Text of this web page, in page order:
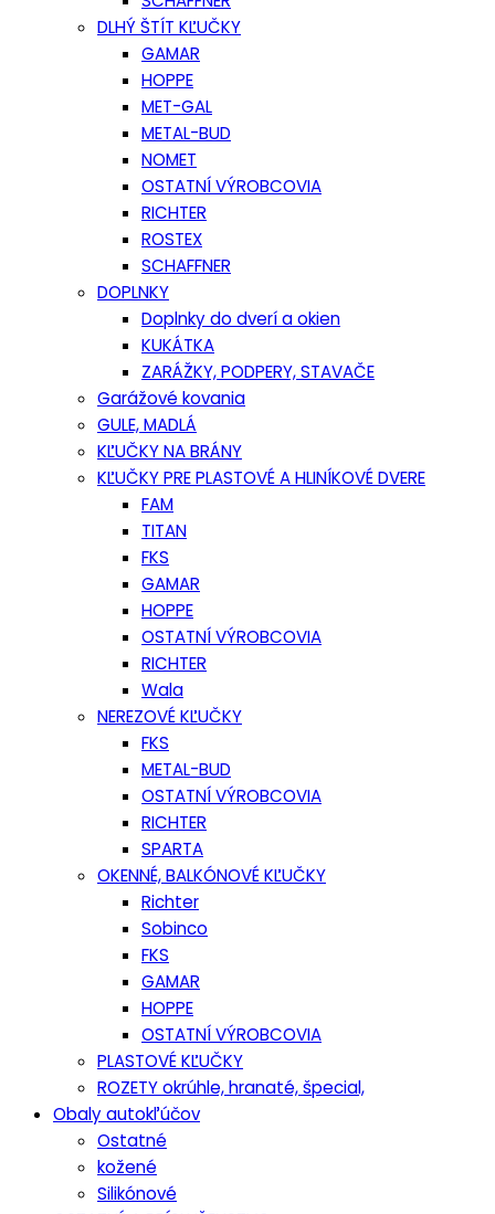
DLHÝ ŠTÍT KĽUČKY
GAMAR
HOPPE
MET-GAL
METAL-BUD
NOMET
OSTATNÍ VÝROBCOVIA
RICHTER
ROSTEX
SCHAFFNER
DOPLNKY
Doplnky do dverí a okien
KUKÁTKA
ZARÁŽKY, PODPERY, STAVAČE
Garážové kovania
GULE, MADLÁ
KĽUČKY NA BRÁNY
KĽUČKY PRE PLASTOVÉ A HLINÍKOVÉ DVERE
FAM
TITAN
FKS
GAMAR
HOPPE
OSTATNÍ VÝROBCOVIA
RICHTER
Wala
NEREZOVÉ KĽUČKY
FKS
METAL-BUD
OSTATNÍ VÝROBCOVIA
RICHTER
SPARTA
OKENNÉ, BALKÓNOVÉ KĽUČKY
Richter
Sobinco
FKS
GAMAR
HOPPE
OSTATNÍ VÝROBCOVIA
PLASTOVÉ KĽUČKY
ROZETY okrúhle, hranaté, špecial,
Obaly autokľúčov
Ostatné
kožené
Silikónové